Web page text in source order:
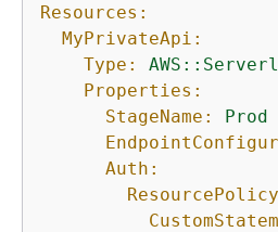
Resources:
MyPrivateApi:
Type:
Properties:
StageName:
Prod
Auth: